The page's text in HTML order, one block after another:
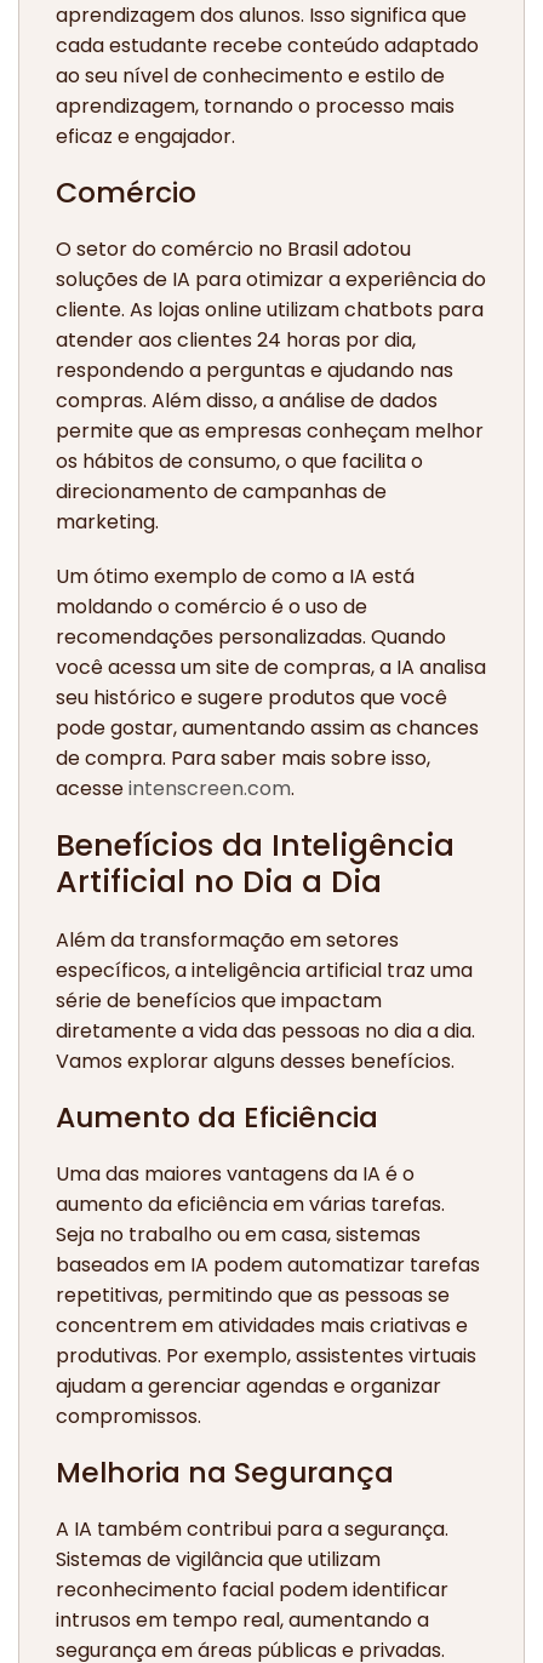
aprendizagem dos alunos. Isso significa que
cada estudante recebe conteúdo adaptado
ao seu nível de conhecimento e estilo de
aprendizagem, tornando o processo mais
eficaz e engajador.
Comércio
O setor do comércio no Brasil adotou
soluções de IA para otimizar a experiência do
cliente. As lojas online utilizam chatbots para
atender aos clientes 24 horas por dia,
respondendo a perguntas e ajudando nas
compras. Além disso, a análise de dados
permite que as empresas conheçam melhor
os hábitos de consumo, o que facilita o
direcionamento de campanhas de
marketing.
Um ótimo exemplo de como a IA está
moldando o comércio é o uso de
recomendações personalizadas. Quando
você acessa um site de compras, a IA analisa
seu histórico e sugere produtos que você
pode gostar, aumentando assim as chances
de compra. Para saber mais sobre isso,
acesseintenscreen.com.
Benefícios da Inteligência
Artificial no Dia a Dia
Além da transformação em setores
específicos, a inteligência artificial traz uma
série de benefícios que impactam
diretamente a vida das pessoas no dia a dia.
Vamos explorar alguns desses benefícios.
Aumento da Eficiência
Uma das maiores vantagens da IA é o
aumento da eficiência em várias tarefas.
Seja no trabalho ou em casa, sistemas
baseados em IA podem automatizar tarefas
repetitivas, permitindo que as pessoas se
concentrem em atividades mais criativas e
produtivas. Por exemplo, assistentes virtuais
ajudam a gerenciar agendas e organizar
compromissos.
Melhoria na Segurança
A IA também contribui para a segurança.
Sistemas de vigilância que utilizam
reconhecimento facial podem identificar
intrusos em tempo real, aumentando a
segurança em áreas públicas e privadas.